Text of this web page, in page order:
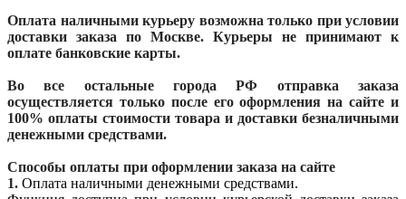
Оплата наличными курьеру возможна только при условии
доставки заказа по Москве. Курьеры не принимают к
оплате банковские карты.
Во все остальные города РФ отправка заказа
осуществляется только после его оформления на сайте и
100% оплаты стоимости товара и доставки безналичными
денежными средствами.
Способы оплаты при оформлении заказа на сайте
1. Оплата наличными денежными средствами.